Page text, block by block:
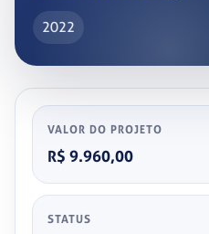
2022
VALOR DO PROJETO
R$ 9.960,00
STATUS